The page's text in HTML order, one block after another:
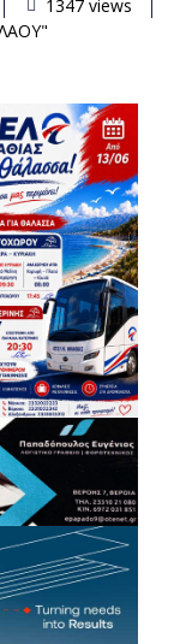
1347 views